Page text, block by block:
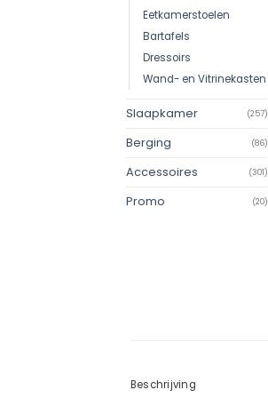
Eetkamerstoelen
Bartafels
Dressoirs
Wand- en Vitrinekasten
Slaapkamer (257)
Berging (86)
Accessoires (301)
Promo (20)
Beschrijving